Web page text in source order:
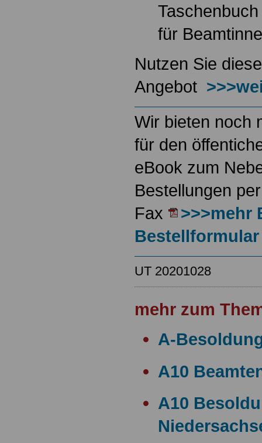
Taschenbuch
für
Nutzen Sie
Angebot
Wir bieten noch
für den
eBook zum
Bestellungen
Fax
>>>mehr
Bestellformular
UT 20201028
mehr zum
A-
A10
A10